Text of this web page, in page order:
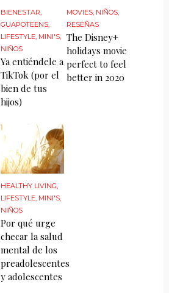
BIENESTAR
GUAPOTEENS
LIFESTYLE MINI'S
NIÑOS
Ya entiéndele a
TikTok (por el
bien de tus
hijos)
MOVIES NIÑOS
RESEÑAS
The Disney+
holidays movie
perfect to feel
better in 2020
HEALTHY LIVING,
LIFESTYLE, MINI'S,
NIÑOS
Por qué urge
checar la salud
mental de los
preadolescentes
y adolescentes